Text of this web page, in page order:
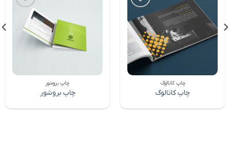
افزودن
به
علاقه
مندی
ها
چاپ کاتالوگ
چاپ کاتالوگ
افزودن
به
علاقه
مندی
چاپ بروشور
چاپ بروشور